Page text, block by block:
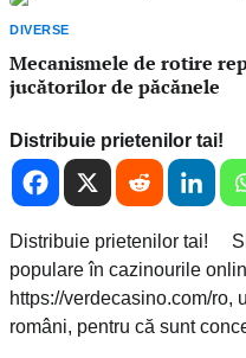
DIVERSE
Mecanismele de rotire
jucătorilor de păcănele
Distribuie prietenilor tai!
Distribuie prietenilor tai!
populare în cazinourile
https://verdecasino.com/ro,
români, pentru că sunt